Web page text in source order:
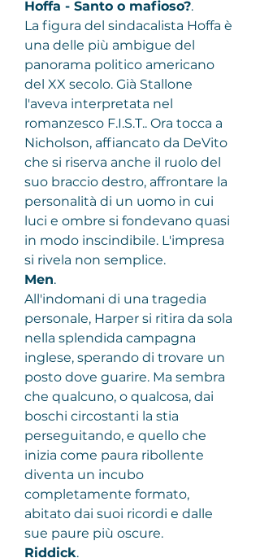
Hoffa - Santo o mafioso?.
La figura del sindacalista Hoffa è
una delle più ambigue del
panorama politico americano
del XX secolo. Già Stallone
l'aveva interpretata nel
romanzesco F.I.S.T.. Ora tocca a
Nicholson, affiancato da DeVito
che si riserva anche il ruolo del
suo braccio destro, affrontare la
personalità di un uomo in cui
luci e ombre si fondevano quasi
in modo inscindibile. L'impresa
si rivela non semplice.
Men.
All'indomani di una tragedia
personale, Harper si ritira da sola
nella splendida campagna
inglese, sperando di trovare un
posto dove guarire. Ma sembra
che qualcuno, o qualcosa, dai
boschi circostanti la stia
perseguitando, e quello che
inizia come paura ribollente
diventa un incubo
completamente formato,
abitato dai suoi ricordi e dalle
sue paure più oscure.
Riddick.